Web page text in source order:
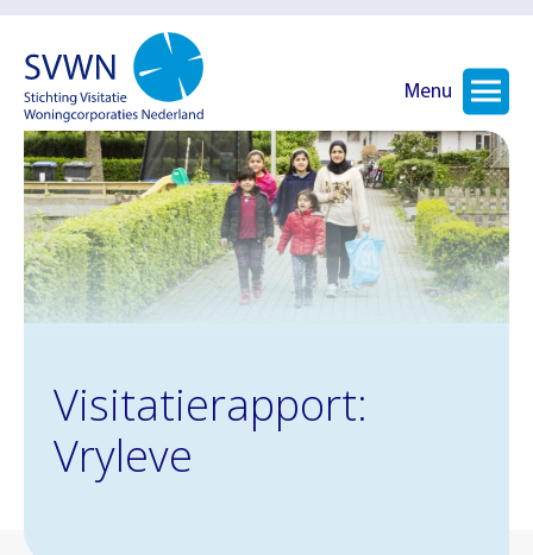
Menu
Visitatierapport:
Vryleve